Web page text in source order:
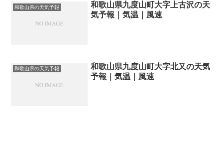
和歌山県の天気予報
和歌山県九度山町大字上古沢の天
気予報｜気温｜風速
和歌山県の天気予報
和歌山県九度山町大字北又の天気
予報｜気温｜風速